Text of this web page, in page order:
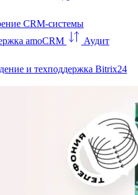
CRM-системы
amoCRM
Аудит
и техподдержка Bitrix24